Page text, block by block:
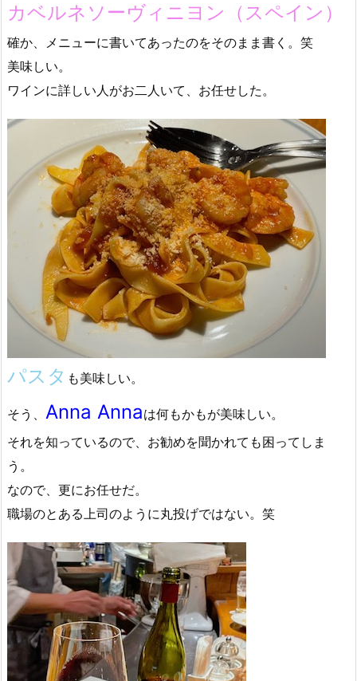
カベルネソーヴィニヨン（スペイン）
確か、メニューに書いてあったのをそのまま書く。笑
美味しい。
ワインに詳しい人がお二人いて、お任せした。
パスタ も美味しい。
そう、 Anna Annaは何もかもが美味しい。
それを知っているので、お勧めを聞かれても困ってしま
う。
なので、更にお任せだ。
職場のとある上司のように丸投げではない。笑